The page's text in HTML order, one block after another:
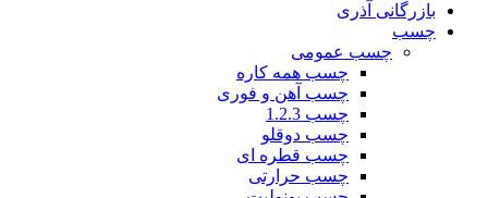
بازرگانی آذری
چسب
چسب عمومی
چسب همه کاره
چسب آهن و فوری
چسب 1.2.3
چسب دوقلو
چسب قطره ای
چسب حرارتی